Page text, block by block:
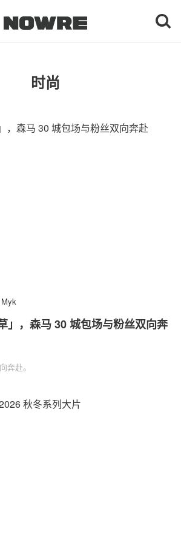
每日鲜榨
现客视点
时尚
Myk
」，森马 30 城包场与粉丝双向奔
奔赴。